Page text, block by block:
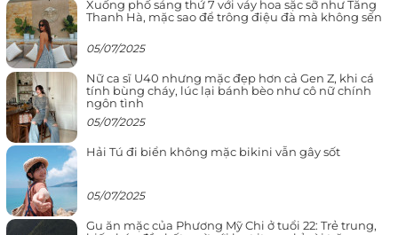
Xuống phố sáng thứ 7 với váy hoa sặc sỡ như Tăng
Thanh Hà, mặc sao để trông điệu đà mà không sến
05/07/2025
Nữ ca sĩ U40 nhưng mặc đẹp hơn cả Gen Z, khi cá
tính bùng cháy, lúc lại bánh bèo như cô nữ chính
ngôn tình
05/07/2025
Hải Tú đi biển không mặc bikini vẫn gây sốt
05/07/2025
Gu ăn mặc của Phương Mỹ Chi ở tuổi 22: Trẻ trung,